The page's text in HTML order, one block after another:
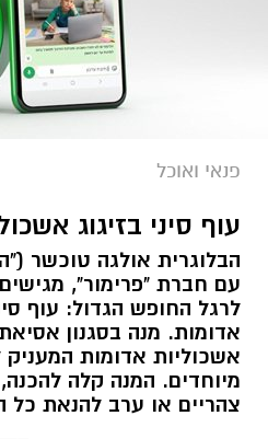
פנאי ואוכל
עוף סיני בזיגוג
הבלוגרית אולגה טוכשר
עם חברת "פרימור",
לרגל החופש הגדול: עוף
אדומות. מנה בסגנון
אשכוליות אדומות
מיוחדים. המנה קלה
צהריים או ערב להנאת